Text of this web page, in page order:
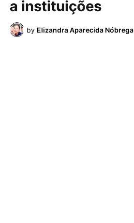
a instituições
by Elizandra Aparecida Nóbrega